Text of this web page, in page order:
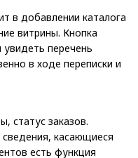
в добавлении каталога
витрины. Кнопка
перечень
в ходе переписки и
статус заказов.
касающиеся
есть функция